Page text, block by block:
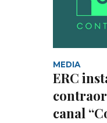
MEDIA
ERC
canal